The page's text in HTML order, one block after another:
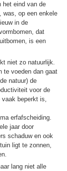
het eind van de
was, op een enkele
in de
dat
is een
niet zo natuurlijk.
te voeden dan gaat
natuur) de
voor de
beperkt is,
erfafscheiding.
jaar door
schaduw en ook
ligt te zonnen,
lang niet alle